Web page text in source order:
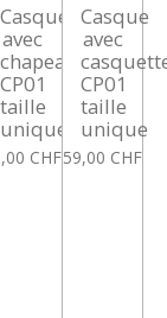
Casque
avec
chapeau
CP01
taille
unique
CHF
Casque
avec
CP01
taille
unique
59,00 CHF